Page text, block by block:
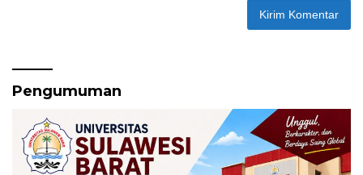
Pengumuman